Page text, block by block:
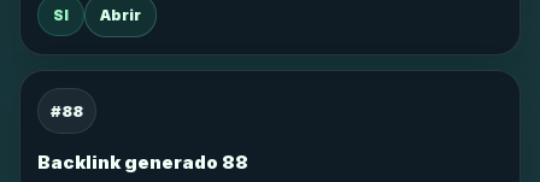
SI Abrir
#88
Backlink generado 88